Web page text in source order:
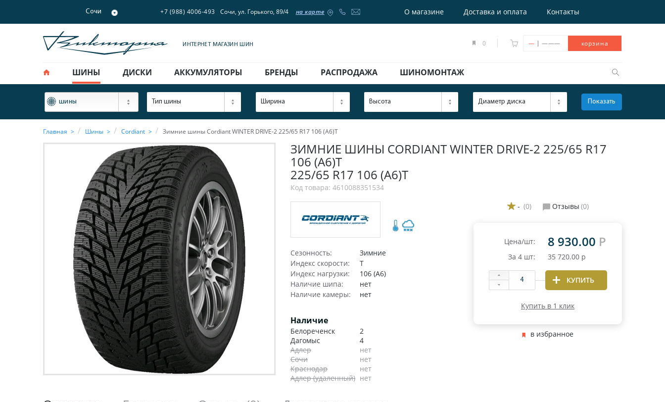
Сочи +7 (988) 4006-493 Сочи, ул. Горького, 89/4 на карте О магазине Доставка и оплата Контакты
ИНТЕРНЕТ МАГАЗИН ШИН 0 — | ——— корзина
ШИНЫ ДИСКИ АККУМУЛЯТОРЫ БРЕНДЫ РАСПРОДАЖА ШИНОМОНТАЖ
ФИЛЬТР ОТКРЫТЬ
шины Тип шины Ширина Высота Диаметр диска Показать
Главная Шины Cordiant Зимние шины Cordiant WINTER DRIVE-2 225/65 R17 106 (A6)T
ЗИМНИЕ ШИНЫ CORDIANT WINTER DRIVE-2 225/65 R17
106 (A6)T
225/65 R17 106 (A6)T
Код товара: 4610088351534
Сезонность:
Зимние
Индекс скорости:
T
Индекс нагрузки:
106 (A6)
Наличие шипа:
нет
Наличие камеры:
нет
Наличие
Белореченск
2
Дагомыс
4
Адлер
нет
Сочи
нет
Краснодар
нет
Адлер (удаленный) нет
- (0) Отзывы (0)
Цена/шт: 8 930.00 Р
За 4 шт: 35 720.00 р
КУПИТЬ
Купить в 1 клик
в избранное